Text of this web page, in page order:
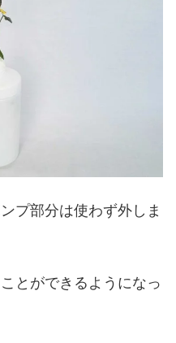
プ部分は使わず外しま
とができるようになっ